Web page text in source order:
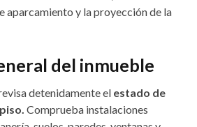
aparcamiento y la proyección de la
del inmueble
detenidamente el estado de
Comprueba instalaciones